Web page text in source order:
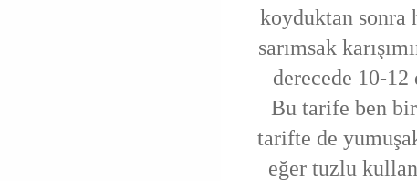
koyduktan sonra
sarımsak
derecede 10-
Bu tarife ben
tarifte de
eğer tuzlu